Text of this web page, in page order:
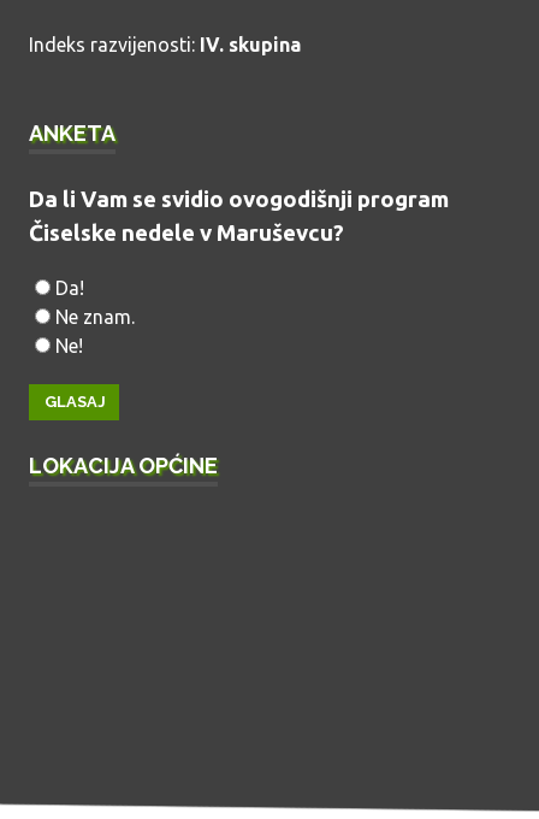
Indeks razvijenosti: IV. skupina
ANKETA
Da li Vam se svidio ovogodišnji program
Čiselske nedele v Maruševcu?
Da!
Ne znam.
Ne!
LOKACIJA OPĆINE